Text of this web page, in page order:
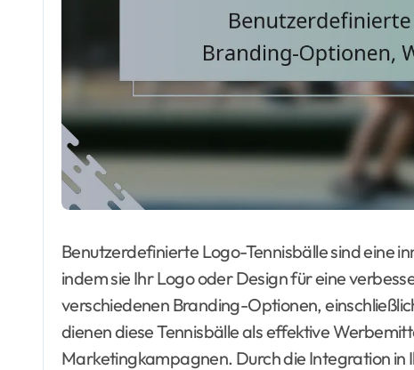
Benutzerdefinierte Logo-Tennisbälle sind eine
indem sie Ihr Logo oder Design für eine
verschiedenen Branding-Optionen,
dienen diese Tennisbälle als effektive
Marketingkampagnen. Durch die Integration in